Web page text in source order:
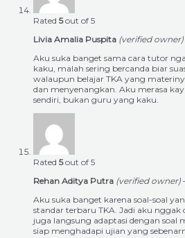
Rated 5out of 5
Livia Amalia Puspita (verified owner)
Aku suka banget sama cara tutor
kaku, malah sering bercanda biar
walaupun belajar TKA yang
dan menyenangkan. Aku merasa
sendiri, bukan guru yang kaku.
Rated 5out of 5
Rehan Aditya Putra (verified owner)
Aku suka banget karena soal-soal
standar terbaru TKA. Jadi aku
juga langsung adaptasi dengan soal
siap menghadapi ujian yang